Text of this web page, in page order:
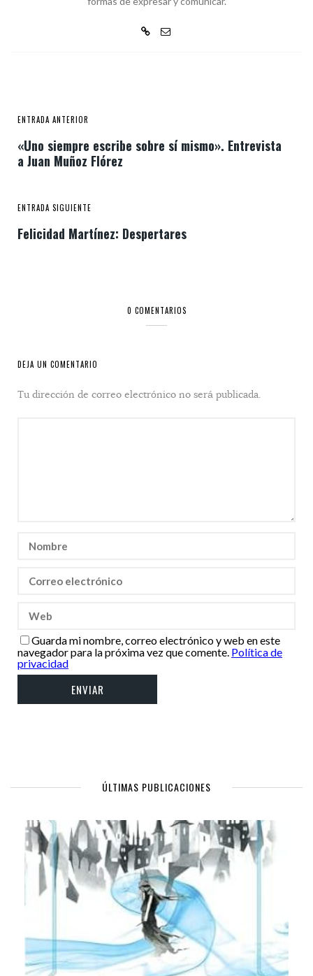
ENTRADA ANTERIOR
«Uno siempre escribe sobre sí mismo». Entrevista
a Juan Muñoz Flórez
ENTRADA SIGUIENTE
Felicidad Martínez: Despertares
0 COMENTARIOS
DEJA UN COMENTARIO
Tu dirección de correo electrónico no será publicada.
Guarda mi nombre, correo electrónico y web en este
navegador para la próxima vez que comente. Política de
privacidad
ÚLTIMAS PUBLICACIONES